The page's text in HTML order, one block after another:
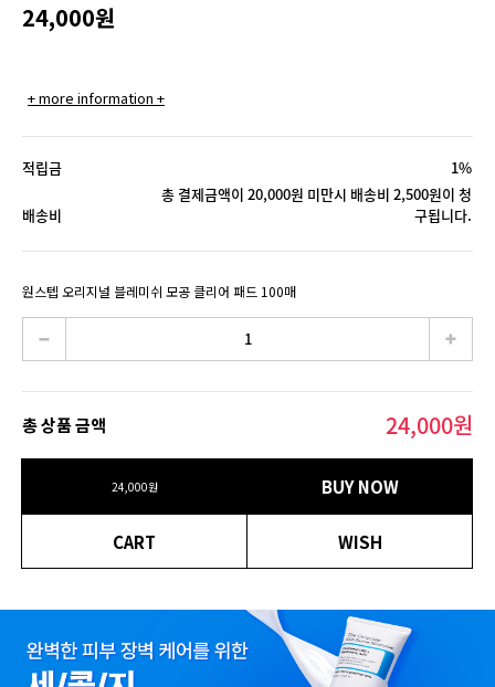
24,000원
+ more information +
적립금 1%
배송비
총 결제금액이 20,000원 미만시 배송비 2,500원이 청
구됩니다.
원스텝 오리지널 블레미쉬 모공 클리어 패드 100매
총 상품 금액 24,000원
24,000원 BUY NOW
CART WISH